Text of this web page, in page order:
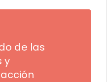
de las
y